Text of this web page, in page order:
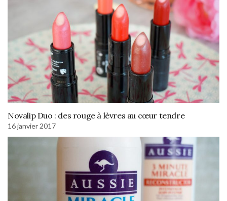
Novalip Duo : des rouge à lèvres au cœur tendre
16 janvier 2017